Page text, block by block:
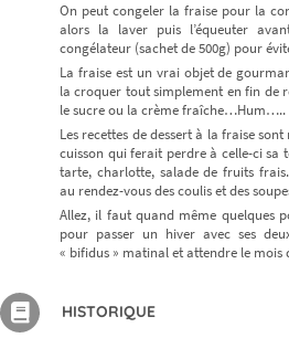
On peut congeler la fraise pour la
alors la laver puis l’équeuter
congélateur (sachet de 500g) pour
La fraise est un vrai objet de
la croquer tout simplement en fin de
le sucre ou la crème fraîche…Hum…..
Les recettes de dessert à la fraise
cuisson qui ferait perdre à celle-ci sa
tarte, charlotte, salade de fruits
au rendez-vous des coulis et des
Allez, il faut quand même quelques
pour passer un hiver avec ses
« bifidus » matinal et attendre le mois
HISTORIQUE